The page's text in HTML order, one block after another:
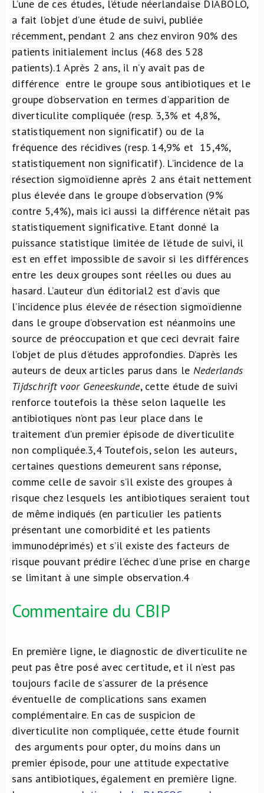
L’une de ces études, l’étude néerlandaise DIABOLO,
a fait l’objet d’une étude de suivi, publiée
récemment, pendant 2 ans chez environ 90% des
patients initialement inclus (468 des 528
patients).1 Après 2 ans, il n’y avait pas de
différence entre le groupe sous antibiotiques et le
groupe d’observation en termes d’apparition de
diverticulite compliquée (resp. 3,3% et 4,8%,
statistiquement non significatif) ou de la
fréquence des récidives (resp. 14,9% et 15,4%,
statistiquement non significatif). L’incidence de la
résection sigmoïdienne après 2 ans était nettement
plus élevée dans le groupe d’observation (9%
contre 5,4%), mais ici aussi la différence n’était pas
statistiquement significative. Etant donné la
puissance statistique limitée de l’étude de suivi, il
est en effet impossible de savoir si les différences
entre les deux groupes sont réelles ou dues au
hasard. L’auteur d’un éditorial2 est d’avis que
l’incidence plus élevée de résection sigmoïdienne
dans le groupe d’observation est néanmoins une
source de préoccupation et que ceci devrait faire
l’objet de plus d’études approfondies. D’après les
auteurs de deux articles parus dans le Nederlands
Tijdschrift voor Geneeskunde, cette étude de suivi
renforce toutefois la thèse selon laquelle les
antibiotiques n’ont pas leur place dans le
traitement d’un premier épisode de diverticulite
non compliquée.3,4Toutefois, selon les auteurs,
certaines questions demeurent sans réponse,
comme celle de savoir s’il existe des groupes à
risque chez lesquels les antibiotiques seraient tout
de même indiqués (en particulier les patients
présentant une comorbidité et les patients
immunodéprimés) et s’il existe des facteurs de
risque pouvant prédire l’échec d’une prise en charge
se limitant à une simple observation.4
Commentaire du CBIP
En première ligne, le diagnostic de diverticulite ne
peut pas être posé avec certitude, et il n’est pas
toujours facile de s’assurer de la présence
éventuelle de complications sans examen
complémentaire. En cas de suspicion de
diverticulite non compliquée, cette étude fournit
des arguments pour opter, du moins dans un
premier épisode, pour une attitude expectative
sans antibiotiques, également en première ligne.